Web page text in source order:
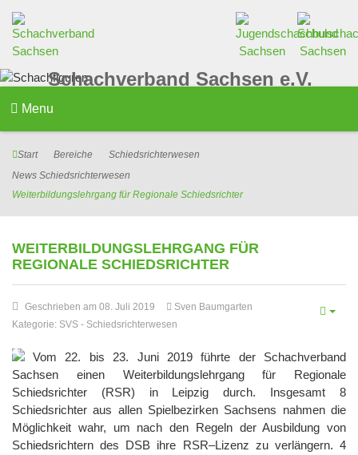
Schachverband Sachsen e.V.
Menu
Start Bereiche
Schiedsrichterwesen
News Schiedsrichterwesen
Weiterbildungslehrgang für Regionale Schiedsrichter
WEITERBILDUNGSLEHRGANG FÜR
REGIONALE SCHIEDSRICHTER
Geschrieben am 08. Juli 2019
Sven Baumgarten
Kategorie: SVS - Schiedsrichterwesen
Vom 22. bis 23. Juni 2019 führte der Schachverband
Sachsen einen Weiterbildungslehrgang für Regionale
Schiedsrichter (RSR) in Leipzig durch. Insgesamt 8
Schiedsrichter aus allen Spielbezirken Sachsens nahmen die
Möglichkeit wahr, um nach den Regeln der Ausbildung von
Schiedsrichtern des DSB ihre RSR–Lizenz zu verlängern. 4